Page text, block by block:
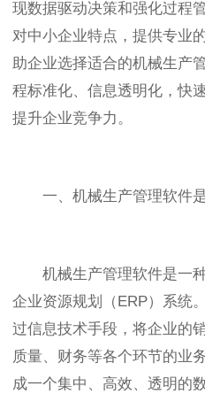
现数据驱动决策和强化过程
对中小企业特点，提供专业
助企业选择适合的机械生产
程标准化、信息透明化，快
提升企业竞争力。
一、机械生产管理软件
机械生产管理软件是一种
企业资源规划（ERP）系统
过信息技术手段，将企业的
质量、财务等各个环节的业
成一个集中、高效、透明的